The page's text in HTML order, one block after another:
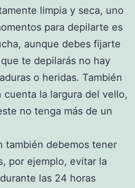
limpia y seca, uno
para depilarte es
aunque debes fijarte
te depilarás no hay
o heridas. También
cuenta la largura del vello,
no tenga más de un
también debemos tener
por ejemplo, evitar la
las 24 horas